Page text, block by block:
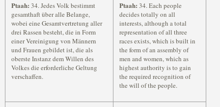
Ptaah: 34. Jedes Volk bestimmt
gesamthaft über alle Belange,
wobei eine Gesamtvertretung aller
drei Rassen besteht, die in Form
einer Vereinigung von Männern
und Frauen gebildet ist, die als
oberste Instanz dem Willen des
Volkes die erforderliche Geltung
verschaffen.
Ptaah: 34. Each people
decides totally on all
interests, although a total
representation of all three
races exists, which is built in
the form of an assembly of
men and women, which as
highest authority is to gain
the required recognition of
the will of the people.